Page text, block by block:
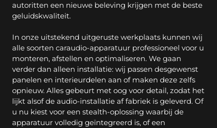
autoritten een nieuwe beleving krijgen met de beste
geluidskwaliteit.
In onze uitstekend uitgeruste werkplaats kunnen wij
alle soorten caraudio-apparatuur professioneel voor u
monteren, afstellen en optimaliseren. We gaan
verder dan alleen installatie: wij passen desgewenst
panelen en interieurdelen aan of maken deze zelfs
opnieuw. Alles gebeurt met oog voor detail, zodat het
lijkt alsof de audio-installatie af fabriek is geleverd. Of
u nu kiest voor een stealth-oplossing waarbij de
apparatuur volledig geïntegreerd is, of een